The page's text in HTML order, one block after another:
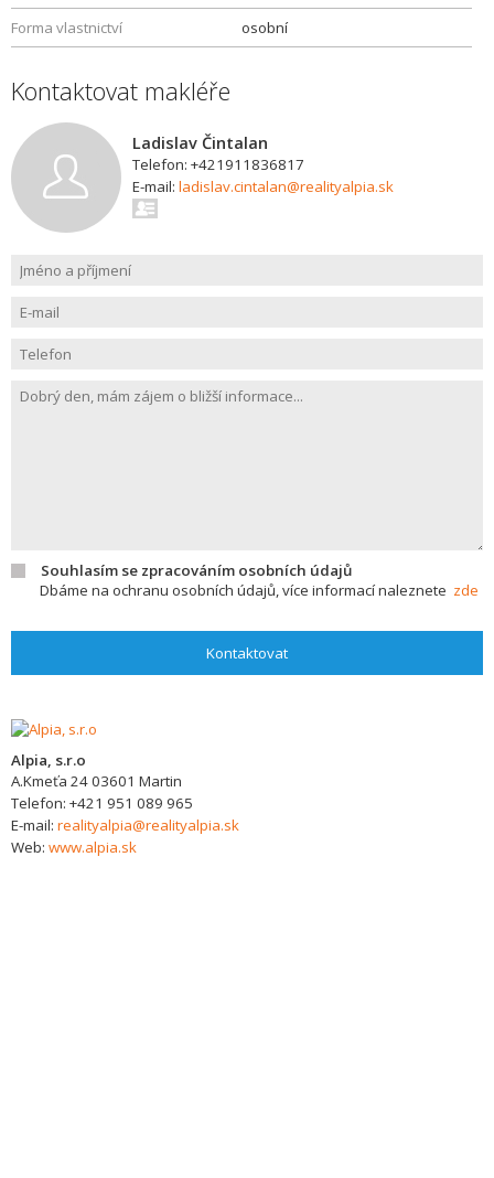
Forma vlastnictví
osobní
Kontaktovat makléře
Ladislav Čintalan
Telefon: +421911836817
E-mail: ladislav.cintalan@realityalpia.sk
Souhlasím se zpracováním osobních údajů
Dbáme na ochranu osobních údajů, více informací naleznete zde
Kontaktovat
Alpia, s.r.o
A.Kmeťa 2403601 Martin
Telefon: +421 951 089 965
E-mail: realityalpia@realityalpia.sk
Web: www.alpia.sk